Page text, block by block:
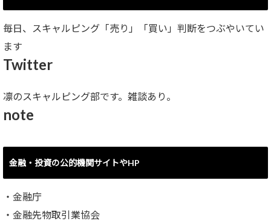
毎日、スキャルピング「売り」「買い」判断をつぶやいてい
ます
Twitter
凛のスキャルピング部です。雑談あり。
note
金融・投資の公的機関サイトやHP
・ 金融庁
・ 金融先物取引業協会